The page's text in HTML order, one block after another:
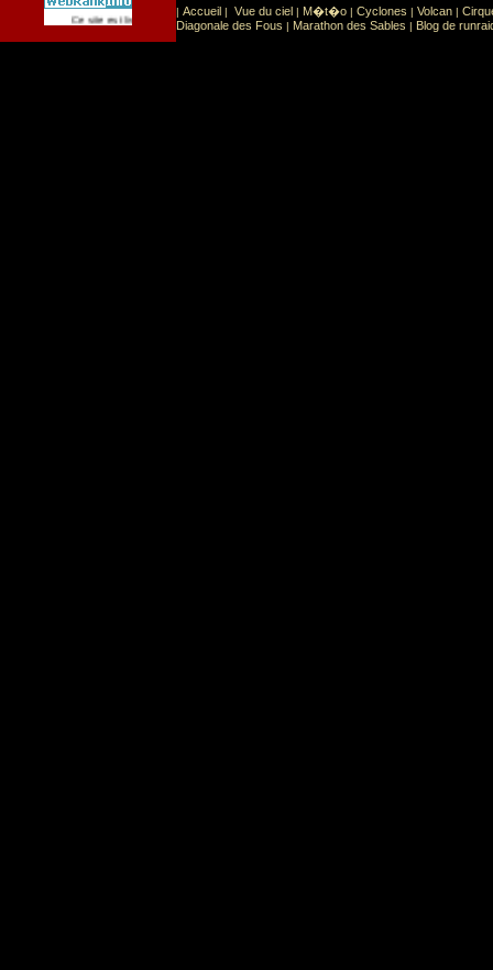
Ce site est list� dans la cat�gorie Sport Sports extr�mes
| Accueil | Vue du ciel | M�t�o | Cyclones | Volcan |
Diagonale des Fous | Marathon des Sables | Blog de